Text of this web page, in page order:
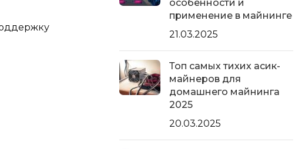
особенности и
применение в майнинге
21.03.2025
Топ самых тихих асик-
майнеров для
домашнего майнинга
2025
20.03.2025